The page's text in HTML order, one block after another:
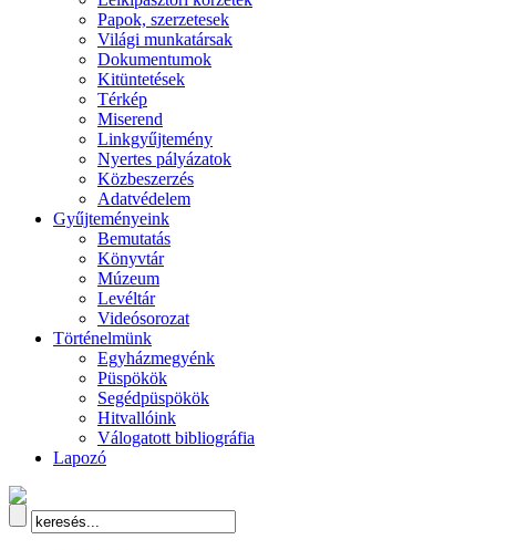
Papok, szerzetesek
Világi munkatársak
Dokumentumok
Kitüntetések
Térkép
Miserend
Linkgyűjtemény
Nyertes pályázatok
Közbeszerzés
Adatvédelem
Gyűjteményeink
Bemutatás
Könyvtár
Múzeum
Levéltár
Videósorozat
Történelmünk
Egyházmegyénk
Püspökök
Segédpüspökök
Hitvallóink
Válogatott bibliográfia
Lapozó